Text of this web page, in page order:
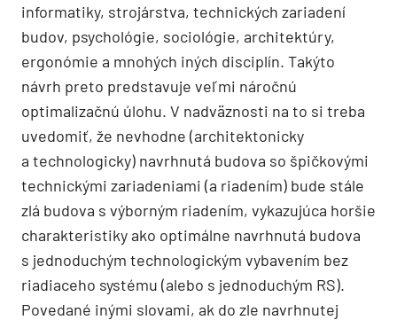
informatiky, strojárstva, technických zariadení
budov, psychológie, sociológie, architektúry,
ergonómie a mnohých iných disciplín. Takýto
návrh preto predstavuje veľmi náročnú
optimalizačnú úlohu. V nadväznosti na to si treba
uvedomiť, že nevhodne (architektonicky
a technologicky) navrhnutá budova so špičkovými
technickými zariadeniami (a riadením) bude stále
zlá budova s výborným riadením, vykazujúca horšie
charakteristiky ako optimálne navrhnutá budova
s jednoduchým technologickým vybavením bez
riadiaceho systému (alebo s jednoduchým RS).
Povedané inými slovami, ak do zle navrhnutej